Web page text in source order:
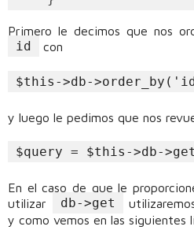
Primero le decimos que nos
id con
$this->db-
y luego le pedimos que nos
$query = $this->db-
En el caso de que le
utilizar
db->get
y como vemos en las siguientes